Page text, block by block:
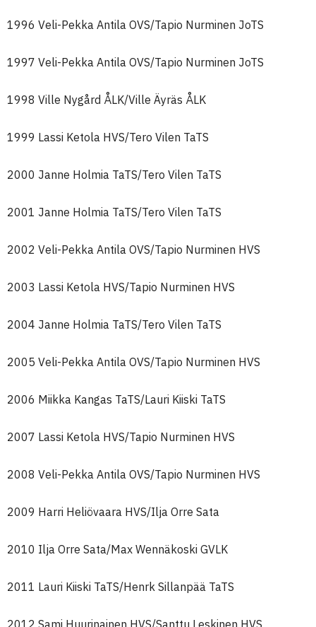
1996 Veli-Pekka Antila OVS/Tapio Nurminen JoTS
1997 Veli-Pekka Antila OVS/Tapio Nurminen JoTS
1998 Ville Nygård ÅLK/Ville Äyräs ÅLK
1999 Lassi Ketola HVS/Tero Vilen TaTS
2000 Janne Holmia TaTS/Tero Vilen TaTS
2001 Janne Holmia TaTS/Tero Vilen TaTS
2002 Veli-Pekka Antila OVS/Tapio Nurminen HVS
2003 Lassi Ketola HVS/Tapio Nurminen HVS
2004 Janne Holmia TaTS/Tero Vilen TaTS
2005 Veli-Pekka Antila OVS/Tapio Nurminen HVS
2006 Miikka Kangas TaTS/Lauri Kiiski TaTS
2007 Lassi Ketola HVS/Tapio Nurminen HVS
2008 Veli-Pekka Antila OVS/Tapio Nurminen HVS
2009 Harri Heliövaara HVS/Ilja Orre Sata
2010 Ilja Orre Sata/Max Wennäkoski GVLK
2011 Lauri Kiiski TaTS/Henrk Sillanpää TaTS